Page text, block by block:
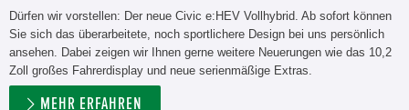
Dürfen wir vorstellen: Der neue Civic e:HEV Vollhybrid. Ab sofort können
Sie sich das überarbeitete, noch sportlichere Design bei uns persönlich
ansehen. Dabei zeigen wir Ihnen gerne weitere Neuerungen wie das 10,2
Zoll großes Fahrerdisplay und neue serienmäßige Extras.
MEHR ERFAHREN